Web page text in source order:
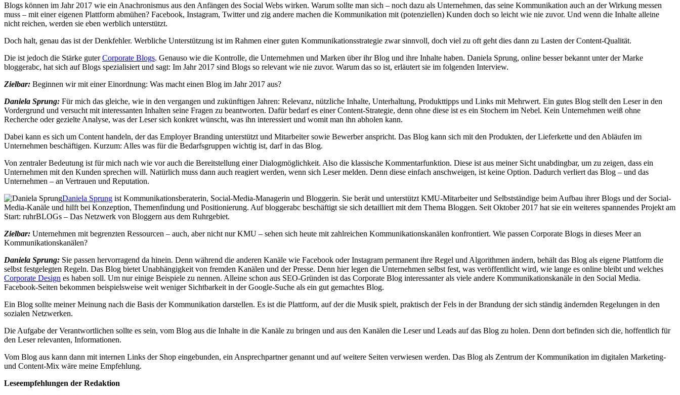
Blogs können im Jahr 2017 wie ein Anachronismus aus den Anfängen des Social Webs wirken. Warum sollte man sich – noch dazu als Unternehmen, das seine Kommunikation auch an der Wirkung messen
muss – mit einer eigenen Plattform abmühen? Facebook, Instagram, Twitter und zig andere machen die Kommunikation mit (potenziellen) Kunden doch so leicht wie nie zuvor. Und wenn die Inhalte alleine
nicht reichen, werden sie eben werblich unterstützt.
Doch halt, genau das ist der Denkfehler. Werbliche Unterstützung ist im Rahmen einer guten Kommunikationsstrategie zwar sinnvoll, doch viel zu oft geht dies dann zu Lasten der Content-Qualität.
Die ist jedoch die Stärke guterCorporate Blogs. Genauso wie die Kontrolle, die Unternehmen und Marken über ihr Blog und ihre Inhalte haben. Daniela Sprung, online besser bekannt unter der Marke
bloggerabc, hat sich auf Blogs spezialisiert und sagt: Im Jahr 2017 sind Blogs so relevant wie nie zuvor. Warum das so ist, erläutert sie im folgenden Interview.
Zielbar: Beginnen wir mit einer Einordnung: Was macht einen Blog im Jahr 2017 aus?
Daniela Sprung: Für mich das gleiche, wie in den vergangen und zukünftigen Jahren: Relevanz, nützliche Inhalte, Unterhaltung, Produkttipps und Links mit Mehrwert. Ein gutes Blog stellt den Leser in den
Vordergrund und versucht mit interessanten Inhalten seine Fragen zu beantworten. Dafür bedarf es einer Content-Strategie, denn ohne diese ist es ein Stochern im Nebel. Kein Unternehmen weiß ohne
Recherche oder gezielte Analyse, was der Leser sich konkret wünscht, was ihn interessiert und womit man ihn abholen kann.
Dabei kann es sich um Content handeln, der das Employer Branding unterstützt und Mitarbeiter sowie Bewerber anspricht. Das Blog kann sich mit den Produkten, der Lieferkette und den Abläufen im
Unternehmen beschäftigen. Kurzum: Alles was für die Bedarfsgruppen wichtig ist, darf in das Blog.
Von zentraler Bedeutung ist für mich nach wie vor auch die Bereitstellung einer Dialogmöglichkeit. Also die klassische Kommentarfunktion. Diese ist aus meiner Sicht unabdingbar, um zu zeigen, dass ein
Unternehmen mit den Kunden sprechen will. Natürlich muss dann auch reagiert werden, wenn sich Leser melden. Denn diese einfach anschweigen, ist keine Option. Dadurch verliert das Blog – und das
Unternehmen – an Vertrauen und Reputation.
Daniela Sprung ist Kommunikationsberaterin, Social-Media-Managerin und Bloggerin. Sie berät und unterstützt KMU-Mitarbeiter und Selbstständige beim Aufbau ihrer Blogs und der Social-
Media-Kanäle und hilft bei Konzeption, Themenfindung und Positionierung. Auf bloggerabc beschäftigt sie sich detailliert mit dem Thema Bloggen. Seit Oktober 2017 hat sie ein weiteres spannendes Projekt am
Start: ruhrBLOGs – Das Netzwerk von Bloggern aus dem Ruhrgebiet.
Zielbar: Unternehmen mit begrenzten Ressourcen – auch, aber nicht nur KMU – sehen sich heute mit zahlreichen Kommunikationskanälen konfrontiert. Wie passen Corporate Blogs in dieses Meer an
Kommunikationskanälen?
Daniela Sprung: Sie passen hervorragend da hinein. Denn während die anderen Kanäle wie Facebook oder Instagram permanent ihre Regel und Algorithmen ändern, behält das Blog als eigene Plattform die
selbst festgelegten Regeln. Das Blog bietet Unabhängigkeit von fremden Kanälen und der Presse. Denn hier legen die Unternehmen selbst fest, was veröffentlicht wird, wie lange es online bleibt und welches
Corporate Design es haben soll. Um nur einige Beispiele zu nennen. Alleine schon aus SEO-Gründen ist das Corporate Blog interessanter als viele andere Kommunikationskanäle in den Social Media.
Facebook-Seiten bekommen beispielsweise weit weniger Sichtbarkeit in der Google-Suche als ein gut gemachtes Blog.
Ein Blog sollte meiner Meinung nach die Basis der Kommunikation darstellen. Es ist die Plattform, auf der die Musik spielt, praktisch der Fels in der Brandung der sich ständig ändernden Regelungen in den
sozialen Netzwerken.
Die Aufgabe der Verantwortlichen sollte es sein, vom Blog aus die Inhalte in die Kanäle zu bringen und aus den Kanälen die Leser und Leads auf das Blog zu holen. Denn dort befinden sich die, hoffentlich für
den Leser relevanten, Informationen.
Vom Blog aus kann dann mit internen Links der Shop eingebunden, ein Ansprechpartner genannt und auf weitere Seiten verwiesen werden. Das Blog als Zentrum der Kommunikation im digitalen Marketing-
und Content-Mix wäre meine Empfehlung.
Leseempfehlungen der Redaktion